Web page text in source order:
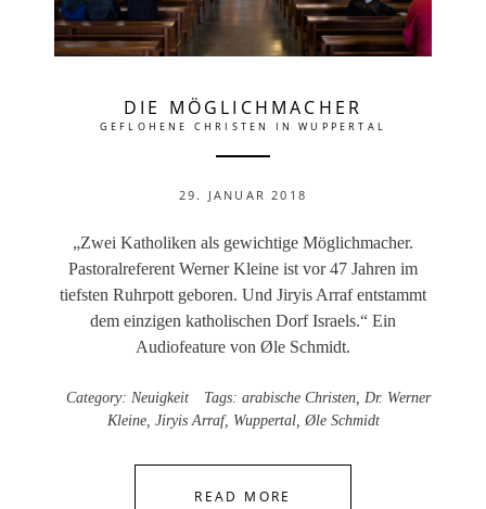
DIE MÖGLICHMACHER
GEFLOHENE CHRISTEN IN WUPPERTAL
29. JANUAR 2018
„Zwei Katholiken als gewichtige Möglichmacher.
Pastoralreferent Werner Kleine ist vor 47 Jahren im
tiefsten Ruhrpott geboren. Und Jiryis Arraf entstammt
dem einzigen katholischen Dorf Israels.“ Ein
Audiofeature von Øle Schmidt.
Category: Neuigkeit Tags: arabische Christen Dr. Werner
Kleine, Jiryis Arraf, Wuppertal, Øle Schmidt
READ MORE